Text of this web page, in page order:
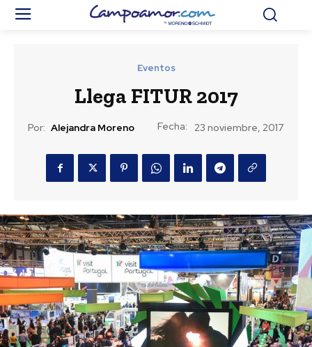
Eventos
Llega FITUR 2017
Por: Alejandra Moreno Fecha: 23 noviembre, 2017